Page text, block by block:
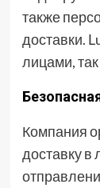
также
доставки.
лицами,
Компания
доставку в